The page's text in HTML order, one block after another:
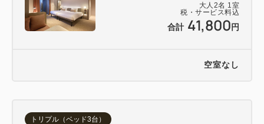
大人 2名 1 室
税・サービス料込
合計 41,800円
空室なし
トリプル（ベッド3台）